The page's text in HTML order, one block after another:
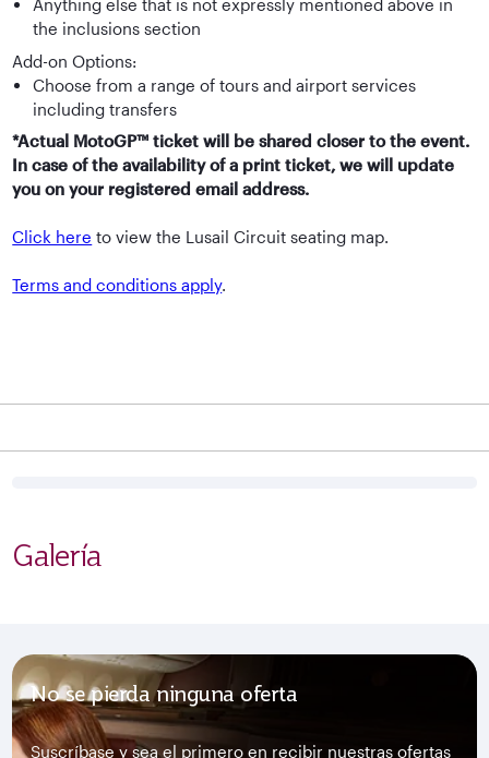
Anything else that is not expressly mentioned above in
the inclusions section
Add-on Options:
Choose from a range of tours and airport services
including transfers
*Actual MotoGP™ ticket will be shared closer to the event.
In case of the availability of a print ticket, we will update
you on your registered email address.
Click here to view the Lusail Circuit seating map.
Terms and conditions apply.
Galería
No se pierda ninguna oferta
Suscríbase y sea el primero en recibir nuestras ofertas